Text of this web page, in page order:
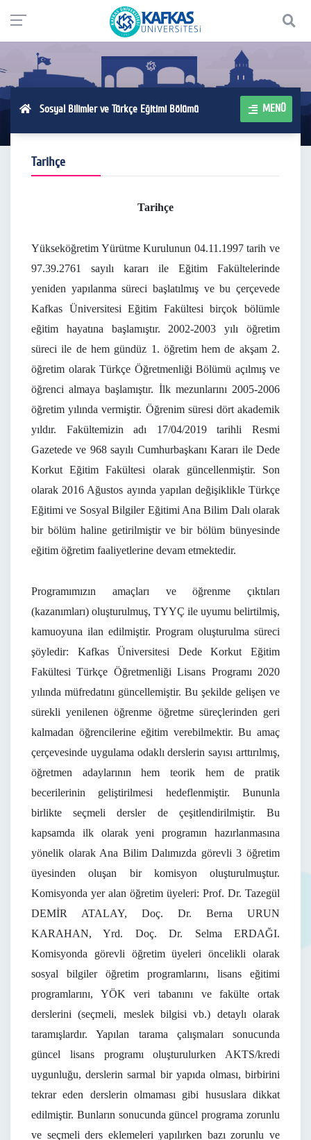
Sosyal Bilimler ve Türkçe Eğitimi Bölümü MENÜ
Tarihçe
Tarihçe
Yükseköğretim Yürütme Kurulunun 04.11.1997 tarih ve
97.39.2761 sayılı kararı ile Eğitim Fakültelerinde
yeniden yapılanma süreci başlatılmış ve bu çerçevede
Kafkas Üniversitesi Eğitim Fakültesi birçok bölümle
eğitim hayatına başlamıştır. 2002-2003 yılı öğretim
süreci ile de hem gündüz 1. öğretim hem de akşam 2.
öğretim olarak Türkçe Öğretmenliği Bölümü açılmış ve
öğrenci almaya başlamıştır. İlk mezunlarını 2005-2006
öğretim yılında vermiştir. Öğrenim süresi dört akademik
yıldır. Fakültemizin adı 17/04/2019 tarihli Resmi
Gazetede ve 968 sayılı Cumhurbaşkanı Kararı ile Dede
Korkut Eğitim Fakültesi olarak güncellenmiştir. Son
olarak 2016 Ağustos ayında yapılan değişiklikle Türkçe
Eğitimi ve Sosyal Bilgiler Eğitimi Ana Bilim Dalı olarak
bir bölüm haline getirilmiştir ve bir bölüm bünyesinde
eğitim öğretim faaliyetlerine devam etmektedir.
Programımızın amaçları ve öğrenme çıktıları
(kazanımları) oluşturulmuş, TYYÇ ile uyumu belirtilmiş,
kamuoyuna ilan edilmiştir. Program oluşturulma süreci
şöyledir: Kafkas Üniversitesi Dede Korkut Eğitim
Fakültesi Türkçe Öğretmenliği Lisans Programı 2020
yılında müfredatını güncellemiştir. Bu şekilde gelişen ve
sürekli yenilenen öğrenme öğretme süreçlerinden geri
kalmadan öğrencilerine eğitim verebilmektir. Bu amaç
çerçevesinde uygulama odaklı derslerin sayısı arttırılmış,
öğretmen adaylarının hem teorik hem de pratik
becerilerinin geliştirilmesi hedeflenmiştir. Bununla
birlikte seçmeli dersler de çeşitlendirilmiştir. Bu
kapsamda ilk olarak yeni programın hazırlanmasına
yönelik olarak Ana Bilim Dalımızda görevli 3 öğretim
üyesinden oluşan bir komisyon oluşturulmuştur.
Komisyonda yer alan öğretim üyeleri: Prof. Dr. Tazegül
DEMİR ATALAY, Doç. Dr. Berna URUN
KARAHAN, Yrd. Doç. Dr. Selma ERDAĞI.
Komisyonda görevli öğretim üyeleri öncelikli olarak
sosyal bilgiler öğretim programlarını, lisans eğitimi
programlarını, YÖK veri tabanını ve fakülte ortak
derslerini (seçmeli, meslek bilgisi vb.) detaylı olarak
taramışlardır. Yapılan tarama çalışmaları sonucunda
güncel lisans programı oluşturulurken AKTS/kredi
uygunluğu, derslerin sarmal bir yapıda olması, birbirini
tekrar eden derslerin olmaması gibi hususlara dikkat
edilmiştir. Bunların sonucunda güncel programa zorunlu
ve seçmeli ders eklemeleri yapılırken bazı zorunlu ve